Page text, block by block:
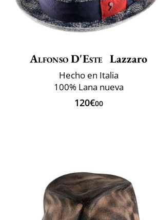
Alfonso D'Este Lazzaro
Hecho en Italia
100% Lana nueva
120€00